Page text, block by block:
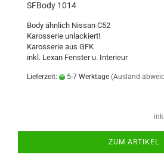
SFBody 1014
Body ähnlich Nissan C52
Karosserie unlackiert!
Karosserie aus GFK
inkl. Lexan Fenster u. Interieur
Lieferzeit: 5-7 Werktage (Ausland
ZUM ARTIKEL